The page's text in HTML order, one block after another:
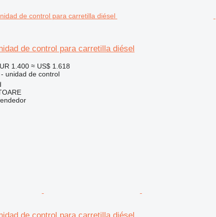
de control para carretilla diésel
1.400 ≈ US$ 1.618
unidad de control